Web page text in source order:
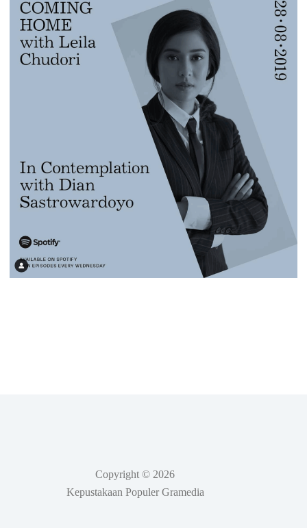
Copyright © 2026
Kepustakaan Populer Gramedia